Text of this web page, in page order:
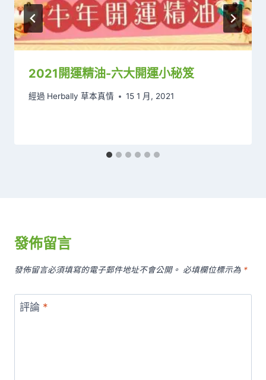
2021開運精油-六大開運小秘笈
經過 Herbally 草本真情 15 1 月, 2021
發佈留言
發佈留言必須填寫的電子郵件地址不會公開。 必填欄位標示為 *
評論 *